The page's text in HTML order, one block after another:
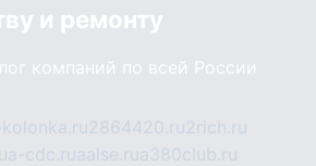
и ремонту
компаний по всей России
2864420.ru2rich.ru
a-cdc.ruaalse.rua380club.ru